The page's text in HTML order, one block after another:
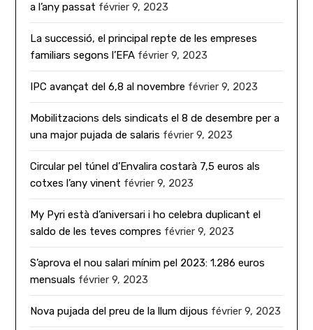
a l’any passat février 9, 2023
La successió, el principal repte de les empreses
familiars segons l’EFA février 9, 2023
IPC avançat del 6,8 al novembre février 9, 2023
Mobilitzacions dels sindicats el 8 de desembre per a
una major pujada de salaris février 9, 2023
Circular pel túnel d’Envalira costarà 7,5 euros als
cotxes l’any vinent février 9, 2023
My Pyri està d’aniversari i ho celebra duplicant el
saldo de les teves compres février 9, 2023
S’aprova el nou salari mínim pel 2023: 1.286 euros
mensuals février 9, 2023
Nova pujada del preu de la llum dijous février 9, 2023